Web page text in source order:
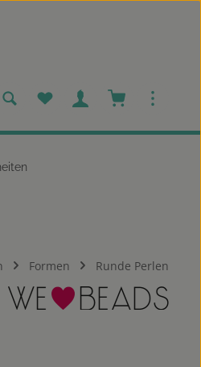
Du hast 0 Produkte auf
Warenkorb
Formen Runde Perlen